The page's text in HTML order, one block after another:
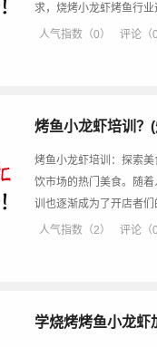
求，烧烤小龙虾烤鱼行
人气指数（0） 评论（0
烤鱼小龙虾培训？
烤鱼小龙虾培训：探索
饮市场的热门美食。随
训也逐渐成为了开店者
人气指数（2） 评论（0
学烧烤烤鱼小龙虾